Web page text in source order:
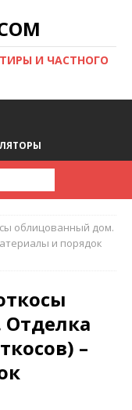
И ЧАСТНОГО
облицованный дом.
и порядок
–